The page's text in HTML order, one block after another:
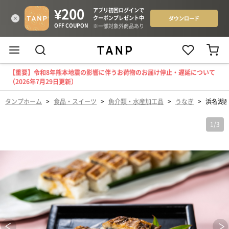
【重要】令和8年熊本地震の影響に伴うお荷物のお届け停止・遅延について
（2026年7月29日更新）
タンプホーム > 食品・スイーツ > 魚介類・水産加工品 > うなぎ > 浜名湖
1 /3